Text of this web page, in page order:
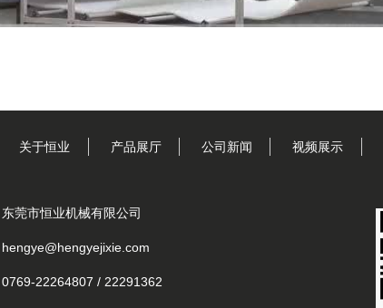
关于恒业 产品展厅 公司新闻 视频展示
东莞市恒业机械有限公司
hengye@hengyejixie.com
0769-22264807 / 22291362